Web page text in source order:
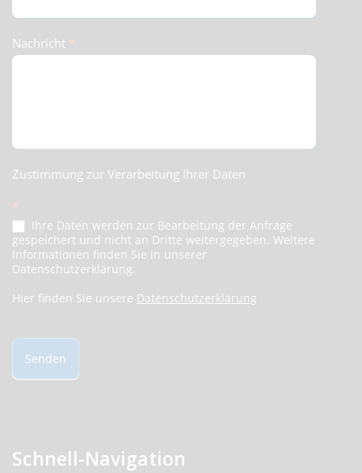
Nachricht *
Zustimmung zur Verarbeitung Ihrer Daten
*
Ihre Daten werden zur Bearbeitung der Anfrage
gespeichert und nicht an Dritte weitergegeben. Weitere
Informationen finden Sie in unserer
Datenschutzerklärung.
Hier finden Sie unsere Datenschutzerklärung
Senden
Schnell-Navigation